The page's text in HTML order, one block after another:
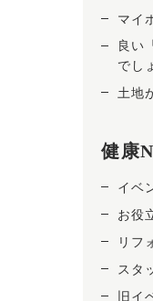
マイ
良い
でし
土地
健康
イベ
お役
リフ
スタ
旧イ